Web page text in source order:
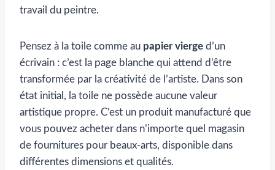
travail du peintre.
Pensez à la toile comme au papier vierge d’un
écrivain : c’est la page blanche qui attend d’être
transformée par la créativité de l’artiste. Dans son
état initial, la toile ne possède aucune valeur
artistique propre. C’est un produit manufacturé que
vous pouvez acheter dans n’importe quel magasin
de fournitures pour beaux-arts, disponible dans
différentes dimensions et qualités.